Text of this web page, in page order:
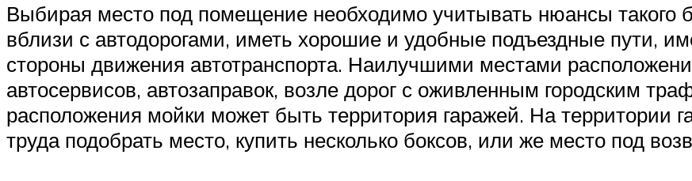
Выбирая место под помещение необходимо учитывать нюансы такого
вблизи с автодорогами, иметь хорошие и удобные подъездные пути,
стороны движения автотранспорта. Наилучшими местами
автосервисов, автозаправок, возле дорог с оживленным городским
расположения мойки может быть территория гаражей. На территории
труда подобрать место, купить несколько боксов, или же место под